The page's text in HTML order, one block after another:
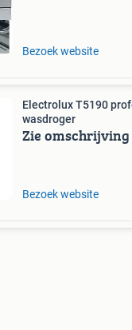
Bezoek website
Electrolux T5190
wasdroger
Zie omschrijving
Bezoek website